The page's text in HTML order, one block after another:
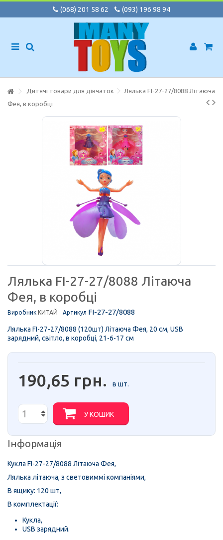
(068) 201 58 62 (093) 196 98 94
Дитячі товари для дівчаток
Лялька FI-27-27/8088 Літаюча
Фея, в коробці
Лялька FI-27-27/8088 Літаюча
Фея, в коробці
Виробник КИТАЙ Артикул FI-27-27/8088
Лялька FI-27-27/8088 (120шт) Літаюча Фея, 20 см, USB
зарядний, світло, в коробці, 21-6-17 см
190,65 грн. в шт.
У КОШИК
Інформація
Кукла FI-27-27/8088 Літаюча Фея,
Лялька літаюча, з световиммі компаніями,
В ящику: 120 шт,
В комплектації:
Кукла,
USB зарядний.